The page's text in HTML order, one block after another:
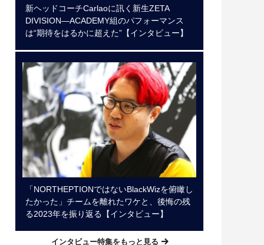
新ヘッドコーチCarlaoに訊く新生ZETA
DIVISION―ACADEMY組のパフォーマンス
は“期待をはるかに超えた”【インタビュー】
「NORTHEPTIONではないBlackWizを俯瞰し
たかった」チームを離れたワケと、後悔の残
る2023年を振り返る【インタビュー】
インタビュー特集をもっと見る